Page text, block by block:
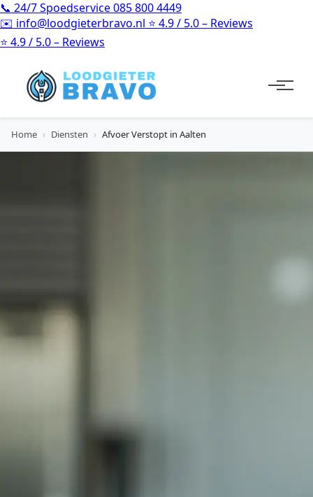
📞 24/7 Spoedservice085 800 4449
✉️ info@loodgieterbravo.nl ⭐ 4.9 / 5.0 – Reviews
⭐ 4.9 / 5.0 – Reviews
Home › Diensten › Afvoer Verstopt in Aalten